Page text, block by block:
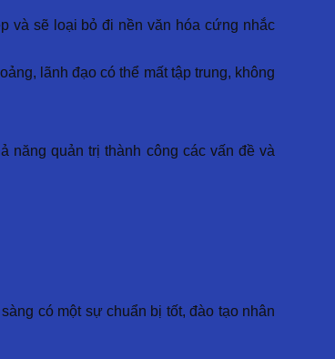
và sẽ loại bỏ đi nền văn hóa cứng nhắc
lãnh đạo có thể mất tập trung, không
năng quản trị thành công các vấn đề và
có một sự chuẩn bị tốt, đào tạo nhân